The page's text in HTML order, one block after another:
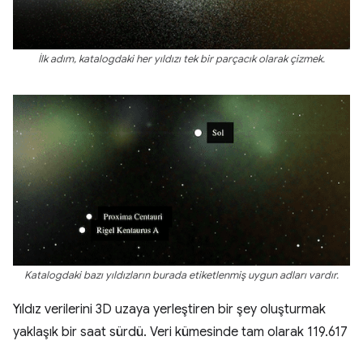
İlk adım, katalogdaki her yıldızı tek bir parçacık olarak çizmek.
Katalogdaki bazı yıldızların burada etiketlenmiş uygun adları vardır.
Yıldız verilerini 3D uzaya yerleştiren bir şey oluşturmak
yaklaşık bir saat sürdü. Veri kümesinde tam olarak 119.617